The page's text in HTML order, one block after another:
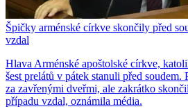
Špičky arménské církve skončily před
vzdal
Hlava Arménské apoštolské církve,
šest prelátů v pátek stanuli před soudem.
za zavřenými dveřmi, ale zakrátko
případu vzdal, oznámila média.